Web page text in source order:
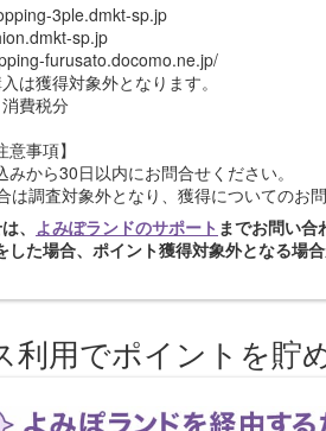
3ple.dmkt-sp.jp
sp.jp
furusato.docomo.ne.jp/
は獲得対象外となります。
費税分
事項】
から30日以内にお問合せください。
調査対象外となり、獲得についてのお
、 よみぽランドのサポート までお問い合
た場合、ポイント獲得対象外となる場合
利用でポイントを貯